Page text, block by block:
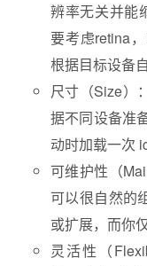
辨率无关并能
要考虑retina
根据目标设备
尺寸（Size）
据不同设备准
动时加载一次
可维护性（
可以很自然的
或扩展，而你
灵活性（